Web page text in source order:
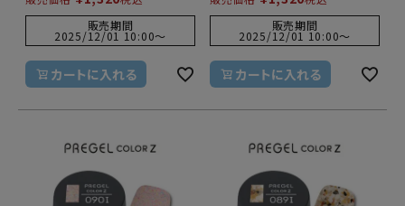
販売期間
2025/12/01 10:00〜
カートに入れる
販売期間
2025/12/01 10:00〜
カートに入れる